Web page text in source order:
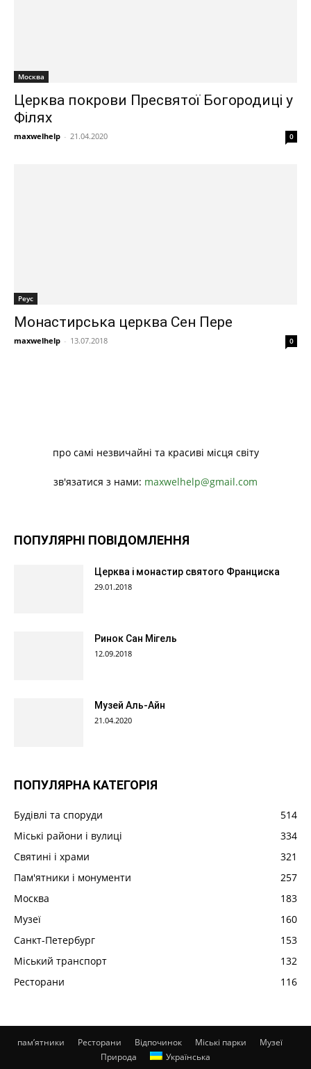
Москва
Церква покрови Пресвятої Богородиці у
Філях
maxwelhelp - 21.04.2020 0
Реус
Монастирська церква Сен Пере
maxwelhelp - 13.07.2018 0
про самі незвичайні та красиві місця світу
зв'язатися з нами: maxwelhelp@gmail.com
ПОПУЛЯРНІ ПОВІДОМЛЕННЯ
Церква і монастир святого Франциска
29.01.2018
Ринок Сан Мігель
12.09.2018
Музей Аль-Айн
21.04.2020
ПОПУЛЯРНА КАТЕГОРІЯ
Будівлі та споруди
514
Міські райони і вулиці
334
Святині і храми
321
Пам'ятники і монументи
257
Москва
183
Музеї
160
Санкт-Петербург
153
Міський транспорт
132
Ресторани
116
пам’ятники Ресторани Відпочинок Міські парки
Музеї
Природа
Українська